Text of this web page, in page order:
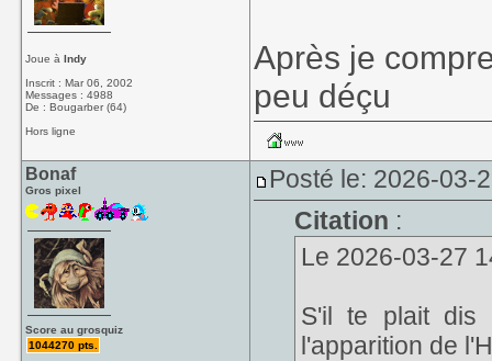
Joue àIndy
Inscrit : Mar 06, 2002
Messages : 4988
De : Bougarber (64)
Hors ligne
Après je
peu déçu
Bonaf
Gros pixel
Score au grosquiz
1044270 pts.
Posté le: 2026-03-
Citation :
Le 2026-03-27
S'il te plait
l'apparition de